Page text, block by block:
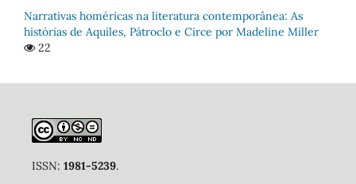
Narrativas homéricas na literatura contemporânea: As
histórias de Aquiles, Pátroclo e Circe por Madeline Miller
22
ISSN: 1981-5239.